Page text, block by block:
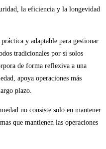
la eficiencia y la longevidad
y adaptable para gestionar
tradicionales por sí solos
de forma reflexiva a una
apoya operaciones más
plazo.
no consiste solo en mantener
que mantienen las operaciones